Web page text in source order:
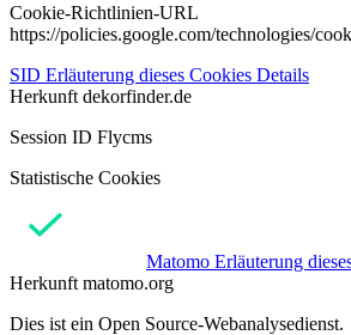
Cookie-Richtlinien-URL
https://policies.google.com/technologies/
SID Erläuterung dieses Cookies Details
Herkunft dekorfinder.de
Session ID Flycms
Statistische Cookies
Matomo Erläuterung
Herkunft matomo.org
Dies ist ein Open Source-Webanalysedienst.